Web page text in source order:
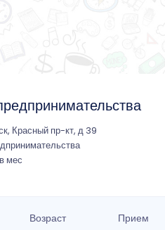
Красный пр-кт, д 39
мес
Возраст Прием